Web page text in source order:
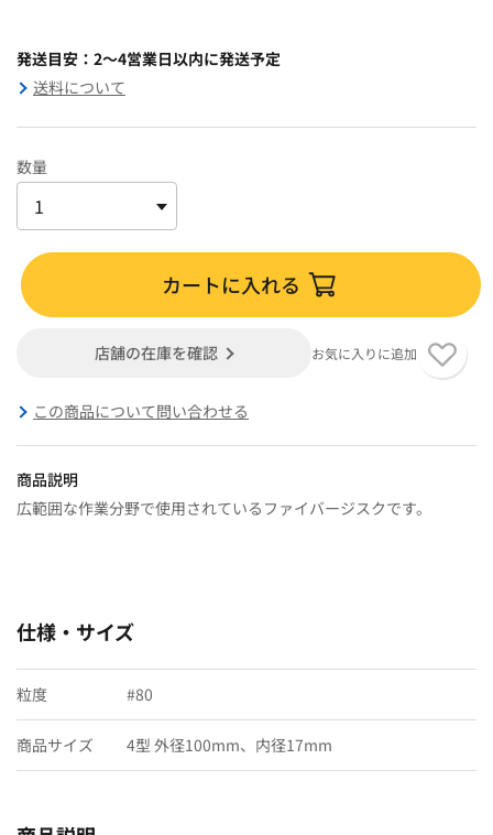
発送目安：2～4営業日以内に発送予定
送料について
数量
カートに入れる
店舗の在庫を確認 お気に入りに追加
この商品について問い合わせる
商品説明
広範囲な作業分野で使用されているファイバージスクです。
仕様・サイズ
粒度 #80
商品サイズ 4型 外径100mm、内径17mm